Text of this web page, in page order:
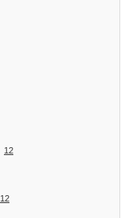
12
12